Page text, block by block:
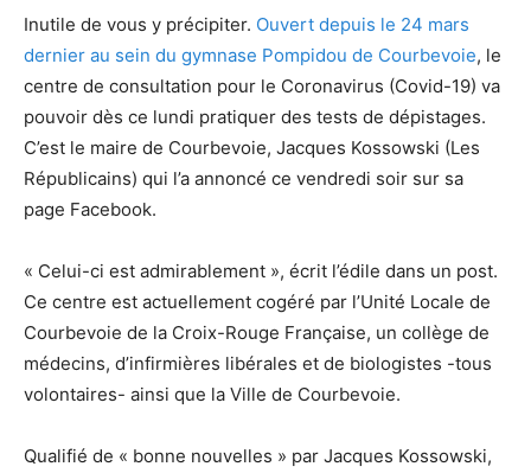
Inutile de vous y précipiter. Ouvert depuis le 24 mars
dernier au sein du gymnase Pompidou de Courbevoie, le
centre de consultation pour le Coronavirus (Covid-19) va
pouvoir dès ce lundi pratiquer des tests de dépistages.
C’est le maire de Courbevoie, Jacques Kossowski (Les
Républicains) qui l’a annoncé ce vendredi soir sur sa
page Facebook.
« Celui-ci est admirablement », écrit l’édile dans un post.
Ce centre est actuellement cogéré par l’Unité Locale de
Courbevoie de la Croix-Rouge Française, un collège de
médecins, d’infirmières libérales et de biologistes -tous
volontaires- ainsi que la Ville de Courbevoie.
Qualifié de « bonne nouvelles » par Jacques Kossowski,